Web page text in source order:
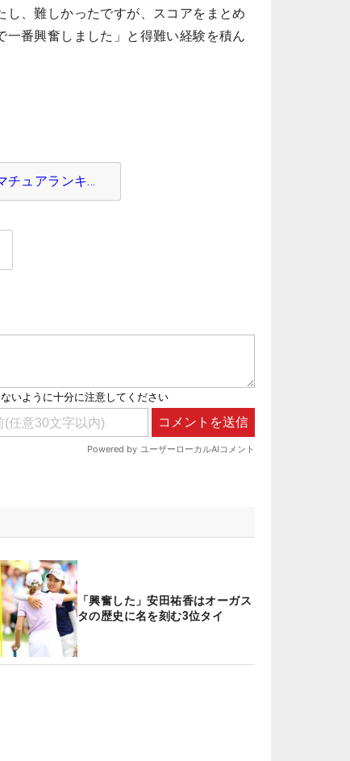
、難しかったですが、スコアをまとめ
番興奮しました」と得難い経験を積ん
チュアランキ…
「興奮した」安田祐香はオーガス
タの歴史に名を刻む3位タイ